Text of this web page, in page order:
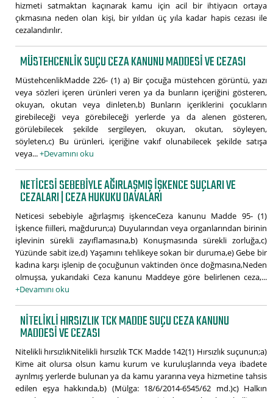
hizmeti satmaktan kaçınarak kamu için acil bir ihtiyacın ortaya
çıkmasına neden olan kişi, bir yıldan üç yıla kadar hapis cezası ile
cezalandırılır.
MÜSTEHCENLIK SUÇU CEZA KANUNU MADDESI VE CEZASI
MüstehcenlikMadde 226- (1) a) Bir çocuğa müstehcen görüntü, yazı
veya sözleri içeren ürünleri veren ya da bunların içeriğini gösteren,
okuyan, okutan veya dinleten,b) Bunların içeriklerini çocukların
girebileceği veya görebileceği yerlerde ya da alenen gösteren,
görülebilecek şekilde sergileyen, okuyan, okutan, söyleyen,
söyleten,c) Bu ürünleri, içeriğine vakıf olunabilecek şekilde satışa
veya...+Devamını oku
NETICESI SEBEBIYLE AĞIRLAŞMIŞ IŞKENCE SUÇLARI VE
CEZALARI | CEZA HUKUKU DAVALARI
Neticesi sebebiyle ağırlaşmış işkenceCeza kanunu Madde 95- (1)
İşkence fiilleri, mağdurun;a) Duyularından veya organlarından birinin
işlevinin sürekli zayıflamasına,b) Konuşmasında sürekli zorluğa,c)
Yüzünde sabit ize,d) Yaşamını tehlikeye sokan bir duruma,e) Gebe bir
kadına karşı işlenip de çocuğunun vaktinden önce doğmasına,Neden
olmuşsa, yukarıdaki Ceza kanunu Maddeye göre belirlenen ceza,...
+Devamını oku
NITELIKLI HIRSIZLIK TCK MADDE SUÇU CEZA KANUNU
MADDESI VE CEZASI
Nitelikli hırsızlıkNitelikli hırsızlık TCK Madde 142(1) Hırsızlık suçunun;a)
Kime ait olursa olsun kamu kurum ve kuruluşlarında veya ibadete
ayrılmış yerlerde bulunan ya da kamu yararına veya hizmetine tahsis
edilen eşya hakkında,b) (Mülga: 18/6/2014-6545/62 md.)c) Halkın